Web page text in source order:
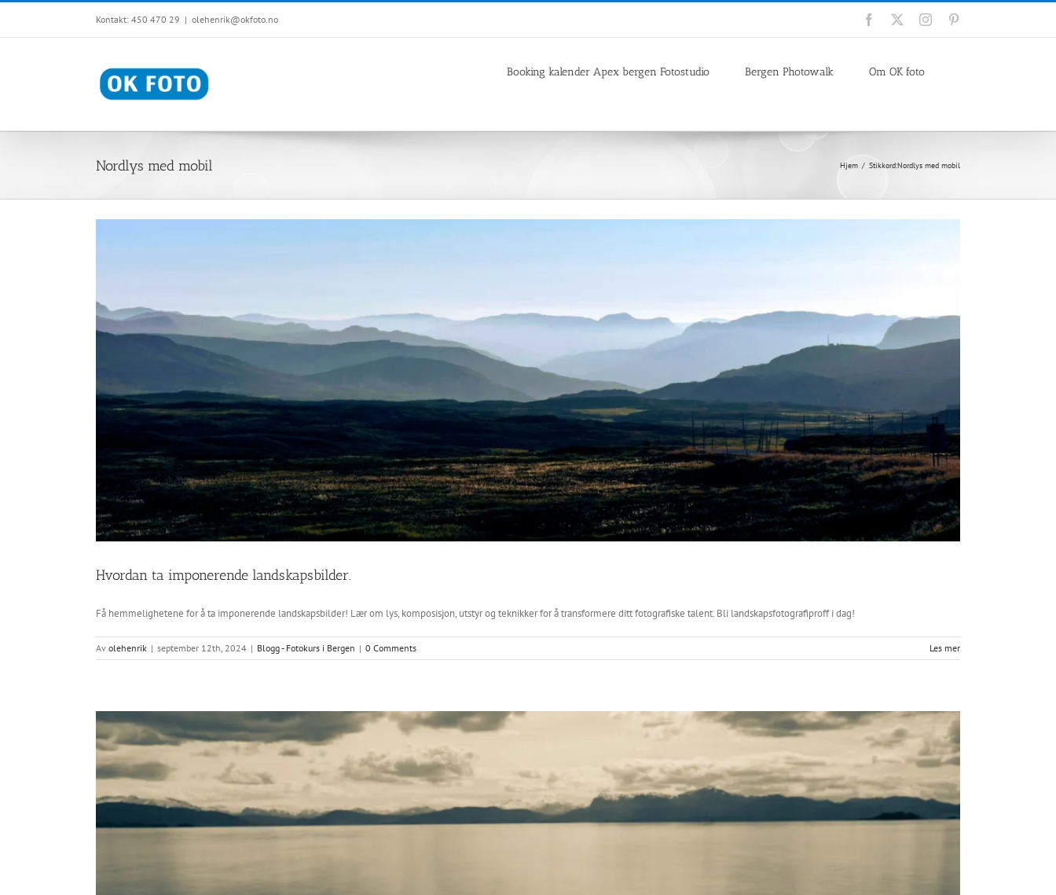
Skip
content
Kontakt: 450 470 29 | olehenrik@okfoto.no Facebook Instagram
Booking kalender Apex bergen Fotostudio Bergen Photowalk Om OK foto
Nordlys med mobil Hjem Stikkord:Nordlys med mobil
Hvordan ta imponerende landskapsbilder.
Få hemmelighetene for å ta imponerende landskapsbilder! Lær om lys, komposisjon, utstyr og teknikker for å transformere ditt fotografiske talent. Bli landskapsfotografiproff i dag!
Av olehenrik | september 12th, 2024 | Blogg - Fotokurs i Bergen | 0 Comments Les mer